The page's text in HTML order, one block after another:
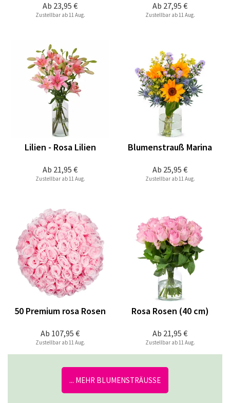
Ab 23,95 €
Zustellbar ab 11 Aug.
Ab 27,95 €
Zustellbar ab 11 Aug.
Ab 21,95 €
Lilien - Rosa Lilien
Zustellbar ab 11 Aug.
Ab 25,95 €
Blumenstrauß Marina
Zustellbar ab 11 Aug.
Ab 107,95 €
50 Premium rosa Rosen
Zustellbar ab 11 Aug.
Ab 21,95 €
Rosa Rosen (40 cm)
Zustellbar ab 11 Aug.
... MEHR BLUMENSTRÄUSSE